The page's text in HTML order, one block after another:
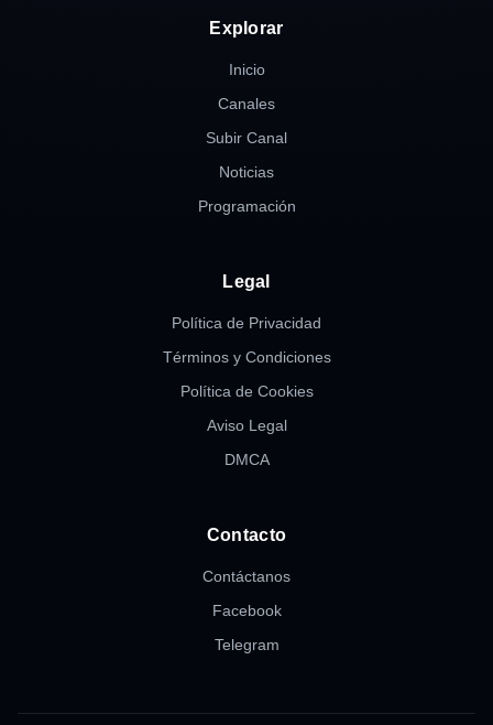
Explorar
Inicio
Canales
Subir Canal
Noticias
Programación
Legal
Política de Privacidad
Términos y Condiciones
Política de Cookies
Aviso Legal
DMCA
Contacto
Contáctanos
Facebook
Telegram